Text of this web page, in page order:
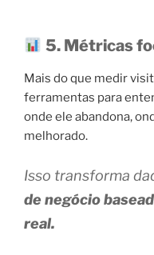
5. Métricas
Mais do que medir
ferramentas para
onde ele abandona,
melhorado.
Isso transforma
de negócio
real.